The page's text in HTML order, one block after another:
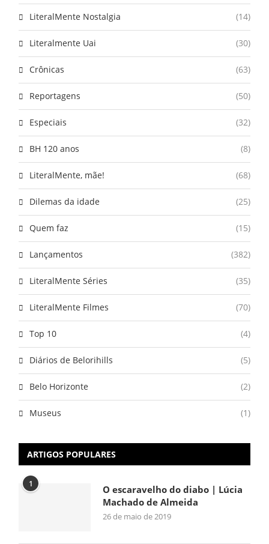
LiteralMente Nostalgia (14)
Literalmente Uai (30)
Crônicas (63)
Reportagens (50)
Especiais (32)
BH 120 anos (8)
LiteralMente, mãe! (68)
Dilemas da idade (25)
Quem faz (15)
Lançamentos (382)
LiteralMente Séries (35)
LiteralMente Filmes (70)
Top 10 (4)
Diários de Belorihills (5)
Belo Horizonte (2)
Museus (1)
ARTIGOS POPULARES
1
O escaravelho do diabo | Lúcia
Machado de Almeida
26 de maio de 2019